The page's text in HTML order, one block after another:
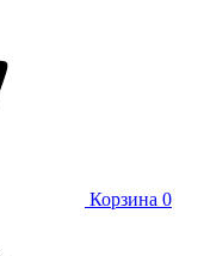
Корзина 0